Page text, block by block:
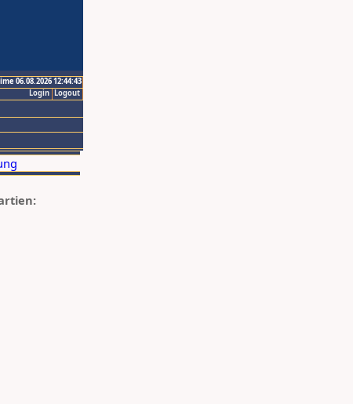
06.08.2026 12:44:43
Logout
Login